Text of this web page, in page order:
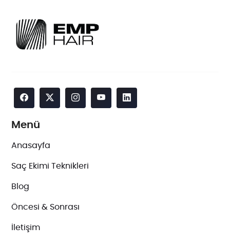
Menü
Anasayfa
Saç Ekimi Teknikleri
Blog
Öncesi & Sonrası
İletişim